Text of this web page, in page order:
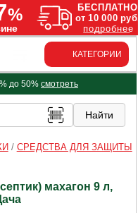
КАТЕГОРИИ
до 50% смотреть
/ СРЕДСТВА ДЛЯ ЗАЩИТЫ
махагон 9 л,